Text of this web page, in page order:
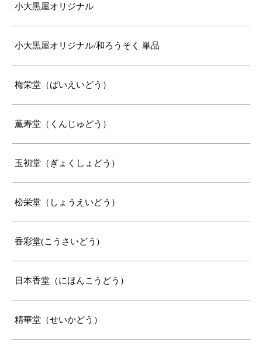
小大黒屋オリジナル
小大黒屋オリジナル/和ろうそく 単品
梅栄堂（ばいえいどう）
薫寿堂（くんじゅどう）
玉初堂（ぎょくしょどう）
松栄堂（しょうえいどう）
香彩堂(こうさいどう)
日本香堂（にほんこうどう）
精華堂（せいかどう）